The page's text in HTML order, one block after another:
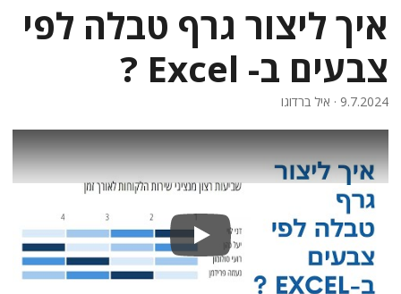
קורסי Excel - חינם
מדריכי אקסל
מומחה אקסל
מחשבוני אקסל
פיתוח אפליקציות
חיפוש
איך ליצור גרף טבלה לפי
צבעים ב- Excel ?
9.7.2024 · איל ברדוגו
Play